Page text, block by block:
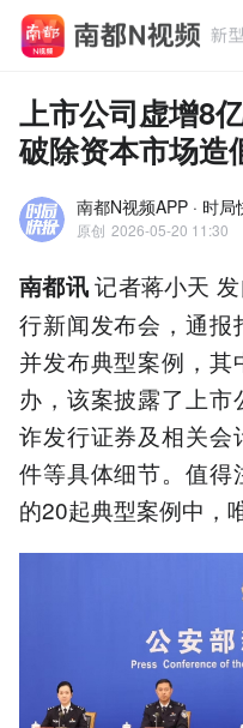
上市公司虚增8
破除资本市场造
南都N视频APP · 时局
原创 2026-05-20 11:30
南都讯记者蒋小天
行新闻发布会，通报
并发布典型案例，
办，该案披露了上
诈发行证券及相关会
件等具体细节。值
的20起典型案例中，